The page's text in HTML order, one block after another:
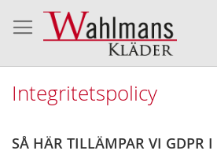
Integritetspolicy
SÅ HÄR TILLÄMPAR VI GDPR I